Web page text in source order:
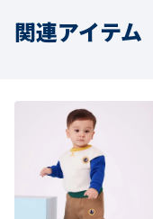
関連アイテム